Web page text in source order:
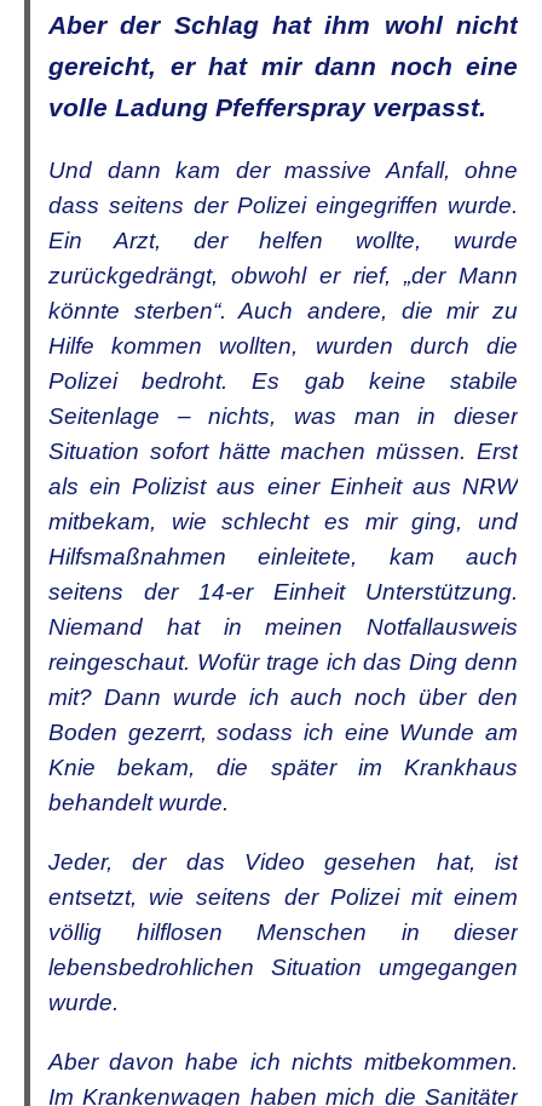
Aber der Schlag hat ihm wohl nicht
gereicht, er hat mir dann noch eine
volle Ladung Pfefferspray verpasst.
Und dann kam der massive Anfall, ohne
dass seitens der Polizei eingegriffen wurde.
Ein Arzt, der helfen wollte, wurde
zurückgedrängt, obwohl er rief, „der Mann
könnte sterben“. Auch andere, die mir zu
Hilfe kommen wollten, wurden durch die
Polizei bedroht. Es gab keine stabile
Seitenlage – nichts, was man in dieser
Situation sofort hätte machen müssen. Erst
als ein Polizist aus einer Einheit aus NRW
mitbekam, wie schlecht es mir ging, und
Hilfsmaßnahmen einleitete, kam auch
seitens der 14-er Einheit Unterstützung.
Niemand hat in meinen Notfallausweis
reingeschaut. Wofür trage ich das Ding denn
mit? Dann wurde ich auch noch über den
Boden gezerrt, sodass ich eine Wunde am
Knie bekam, die später im Krankhaus
behandelt wurde.
Jeder, der das Video gesehen hat, ist
entsetzt, wie seitens der Polizei mit einem
völlig hilflosen Menschen in dieser
lebensbedrohlichen Situation umgegangen
wurde.
Aber davon habe ich nichts mitbekommen.
Im Krankenwagen haben mich die Sanitäter